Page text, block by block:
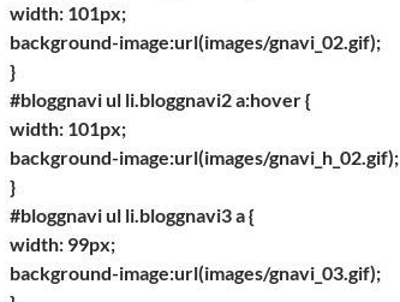
width: 101px;
background-image:url(images/gnavi_02.gif);
}
#bloggnavi ul li.bloggnavi2 a:hover {
width: 101px;
background-image:url(images/gnavi_h_02.gif);
}
#bloggnavi ul li.bloggnavi3 a {
width: 99px;
background-image:url(images/gnavi_03.gif);